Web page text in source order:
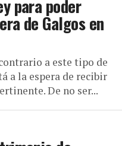
para poder
de Galgos en
a este tipo de
a la espera de recibir
De no ser...